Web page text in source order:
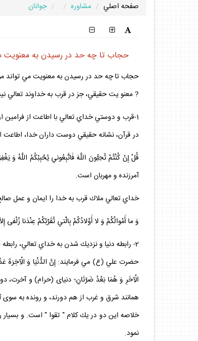
صفحه اصلي مشاوره
جوانان
حجاب تا چه حد در رسيدن به معنويت
حجاب تا چه حد در رسيدن به معنويت مي تواند
? معنو يت حقيقي، جز در قرب به خداوند تعالي
1-قرب و دوستي خداي تعالي با اطاعت از فرامين او حاصل مي شود:
در قرآن، نشانه حقيقي دوست داران خدا،
آمرزنده و مهربان است.
خداي تعالي ملاك قرب به خدا را ايمان و عمل
وَ ما أَمْوالُكُمْ وَ لا أَوْلادُكُمْ بِالَّتي‏ تُقَرِّبُكُمْ عِنْدَنا زُلْفى‏ إِلاَّ مَنْ آمَنَ وَ عَمِلَ صالِحاً؛(سباء/37) اموال و اولاد تان چيزى نيست كه
2- رابطه دنيا و نزديك شدن به خداي تعالي، رابطه شرق و غرب است. كه نزديك شدن به يكي، به معناي دور شدن از ديگري است.
حضرت علي (ع) مي فرمايند: إِنَّ الدُّنْيَا وَ الْآخِرَةَ
الْآخَرِ وَ هُمَا بَعْدُ ضَرَّتَانِ؛ دنياى (حرام) و
همانند شرق و غرب از هم دورند، و رونده به سوى
خلاصه اين دو در يك كلام " تقوا " است. و
نمود.